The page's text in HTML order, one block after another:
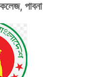
পাবনা